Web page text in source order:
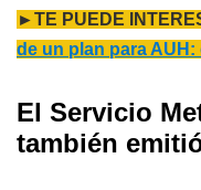
►TE PUEDE
de un plan para
El Servicio
también